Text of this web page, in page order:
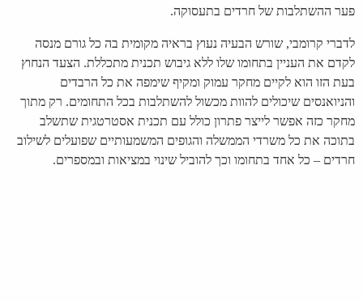
פער ההשתלבות של חרדים בתעסוקה.
לדברי קרומבי, שורש הבעיה נעוץ בראיה מקומית בה כל גורם מנסה
לקדם את העניין בתחומו שלו ללא גיבוש תכנית מתכללת. הצעד הנחוץ
בעת הזו הוא לקיים מחקר עמוק ומקיף שימפה את כל הרבדים
והניואנסים שיכולים להוות מכשול להשתלבות בכל התחומים. רק מתוך
מחקר כזה אפשר לייצר פתרון כולל עם תכנית אסטרטגית שתשלב
בתוכה את כל משרדי הממשלה והגופים המשמעותיים שפועלים לשילוב
חרדים – כל אחד בתחומו וכך להוביל שינוי במציאות ובמספרים.